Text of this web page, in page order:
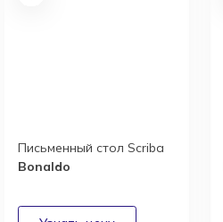
Письменный стол Scriba
Bonaldo